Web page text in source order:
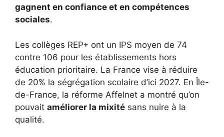
gagnent en confiance et en compétences
sociales.
Les collèges REP+ ont un IPS moyen de 74
contre 106 pour les établissements hors
éducation prioritaire. La France vise à réduire
de 20% la ségrégation scolaire d’ici 2027. En Île-
de-France, la réforme Affelnet a montré qu’on
pouvait améliorer la mixité sans nuire à la
qualité.